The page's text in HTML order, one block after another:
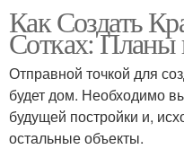
Как Создать
Сотках: Планы
Отправной точкой для
будет дом. Необходимо
будущей постройки и,
остальные объекты.